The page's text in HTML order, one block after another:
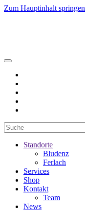
Zum Hauptinhalt springen
Standorte
Bludenz
Ferlach
Services
Shop
Kontakt
Team
News